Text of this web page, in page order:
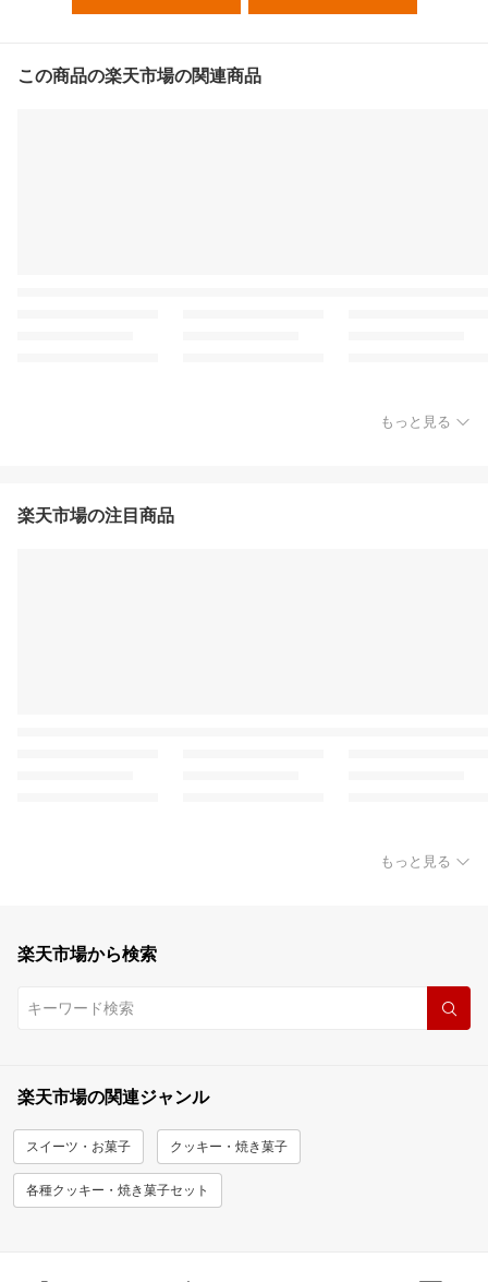
この商品の楽天市場の関連商品
もっと見る
楽天市場の注目商品
もっと見る
楽天市場から検索
楽天市場の関連ジャンル
スイーツ・お菓子 クッキー・焼き菓子
各種クッキー・焼き菓子セット